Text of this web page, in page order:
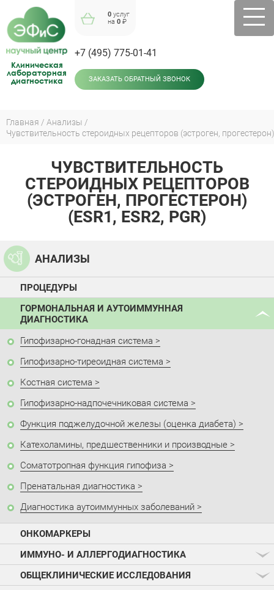
navigation
Клиническая
лабораторная
диагностика
0 услуг
на0 ₽
+7 (495) 775-01-41
ЗАКАЗАТЬ ОБРАТНЫЙ ЗВОНОК
Вы
Главная
Анализы
Чувствительность стероидных рецепторов (эстроген, прогестерон)
ЧУВСТВИТЕЛЬНОСТЬ
СТЕРОИДНЫХ РЕЦЕПТОРОВ
(ЭСТРОГЕН, ПРОГЕСТЕРОН)
(ESR1, ESR2, PGR)
АНАЛИЗЫ
ПРОЦЕДУРЫ
ГОРМОНАЛЬНАЯ И АУТОИММУННАЯ
ДИАГНОСТИКА
Гипофизарно-гонадная система
Гипофизарно-тиреоидная система
Костная система
Гипофизарно-надпочечниковая система
Функция поджелудочной железы (оценка диабета)
Катехоламины, предшественники и производные
Соматотропная функция гипофиза
Пренатальная диагностика
Диагностика аутоиммунных заболеваний
ОНКОМАРКЕРЫ
ИММУНО- И АЛЛЕРГОДИАГНОСТИКА
ОБЩЕКЛИНИЧЕСКИЕ ИССЛЕДОВАНИЯ